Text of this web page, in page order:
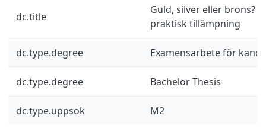
dc.title
Guld, silver eller brons?
praktisk tillämpning
dc.type.degree Examensarbete för
dc.type.degree Bachelor Thesis
dc.type.uppsok M2